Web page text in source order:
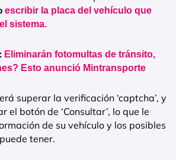
escribir la placa del vehículo que
sistema.
Eliminarán fotomultas de tránsito,
Esto anunció Mintransporte
superar la verificación ‘captcha’, y
el botón de ‘Consultar’, lo que le
de su vehículo y los posibles
tener.